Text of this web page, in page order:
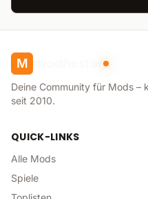
M
Deine Community für Mods –
seit 2010.
QUICK-LINKS
Alle Mods
Spiele